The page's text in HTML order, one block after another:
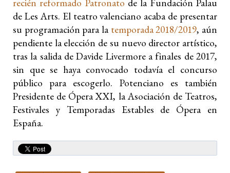
recién reformado Patronato de la Fundación Palau
de Les Arts. El teatro valenciano acaba de presentar
su programación para la temporada 2018/2019, aún
pendiente la elección de su nuevo director artístico,
tras la salida de Davide Livermore a finales de 2017,
sin que se haya convocado todavía el concurso
público para escogerlo. Potenciano es también
Presidente de Ópera XXI, la Asociación de Teatros,
Festivales y Temporadas Estables de Ópera en
España.